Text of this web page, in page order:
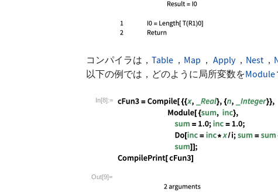
コンパイラは， Table ， Map ， Apply ， Nest ，
以下の例では，どのように局所変数をModule
In[8]:=
Wolfram Language code:
Out[9]=